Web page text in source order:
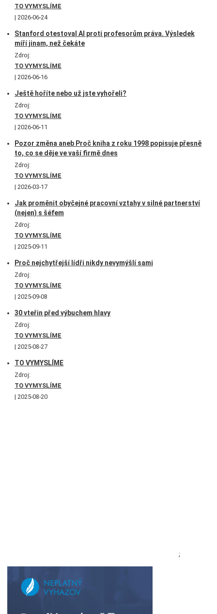
TO VYMYSLÍME
2026-06-24
Stanford otestoval AI proti profesorům práva. Výsledek
míří jinam, než čekáte
Zdroj:
TO VYMYSLÍME
2026-06-16
Ještě hoříte nebo už jste vyhořeli?
Zdroj:
TO VYMYSLÍME
2026-06-11
Pozor změna aneb Proč kniha z roku 1998 popisuje přesně
to, co se děje ve vaší firmě dnes
Zdroj:
TO VYMYSLÍME
2026-03-17
Jak proměnit obyčejné pracovní vztahy v silné partnerství
(nejen) s šéfem
Zdroj:
TO VYMYSLÍME
2025-09-11
Proč nejchytřejší lídři nikdy nevymýšlí sami
Zdroj:
TO VYMYSLÍME
2025-09-08
30 vteřin před výbuchem hlavy
Zdroj:
TO VYMYSLÍME
2025-08-27
TO VYMYSLÍME
Zdroj:
TO VYMYSLÍME
2025-08-20
;